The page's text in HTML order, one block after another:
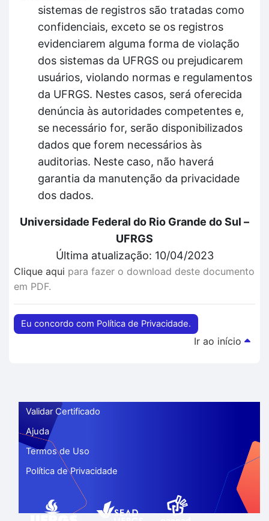
sistemas de registros são tratadas como
confidenciais, exceto se os registros
evidenciarem alguma forma de violação
dos sistemas da UFRGS ou prejudicarem
usuários, violando normas e regulamentos
da UFRGS. Nestes casos, será oferecida
denúncia às autoridades competentes e,
se necessário for, serão disponibilizados
dados que forem necessários às
auditorias. Neste caso, não haverá
garantia da manutenção da privacidade
dos dados.
Universidade Federal do Rio Grande do Sul –
UFRGS
Última atualização: 10/04/2023
Clique aqui para fazer o download deste documento
em PDF.
Eu concordo com Política de Privacidade.
Ir ao início
Validar Certificado
Ajuda
Termos de Uso
Política de Privacidade